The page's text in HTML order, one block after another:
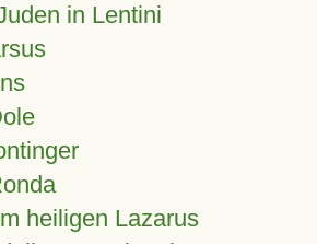
in Lentini
heiligen Lazarus